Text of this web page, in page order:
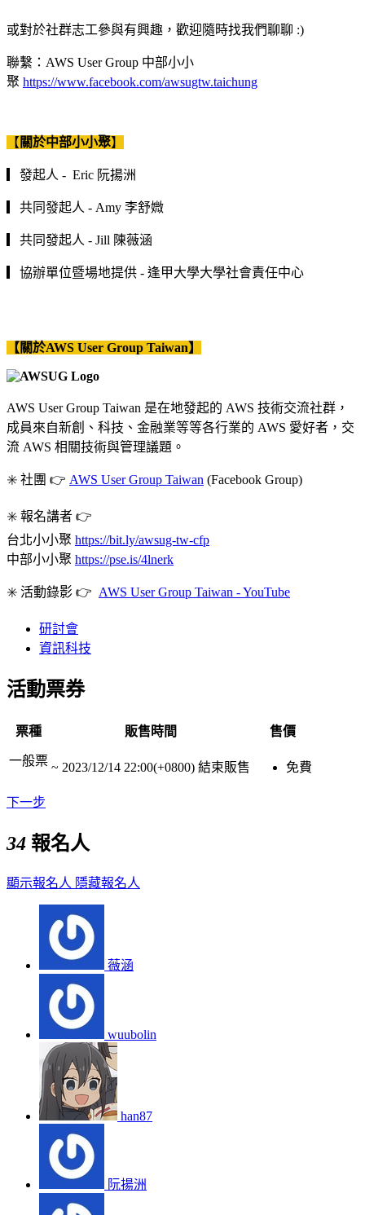
或對於社群志工參與有興趣，歡迎隨時找我們聊聊 :)
聯繫：AWS User Group 中部小小
聚 https://www.facebook.com/awsugtw.taichung
【 關於中部小小聚】
▎發起人 - Eric 阮揚洲
▎共同發起人 - Amy 李舒媺
▎共同發起人 - Jill 陳薇涵
▎協辦單位暨場地提供 - 逢甲大學大學社會責任中心
【關於AWS User Group Taiwan】
AWS User Group Taiwan 是在地發起的 AWS 技術交流社群，
成員來自新創、科技、金融業等等各行業的 AWS 愛好者，交
流 AWS 相關技術與管理議題。
✳️ 社團 👉 AWS User Group Taiwan (Facebook Group)
✳️ 報名講者 👉
台北小小聚 https://bit.ly/awsug-tw-cfp
中部小小聚 https://pse.is/4lnerk
✳️ 活動錄影 👉 AWS User Group Taiwan - YouTube
研討會
資訊科技
活動票券
票種 販售時間 售價
一般票 ~ 2023/12/14 22:00(+0800) 結束販售 免費
下一步
34 報名人
顯示報名人 隱藏報名人
薇涵
wuubolin
han87
阮揚洲